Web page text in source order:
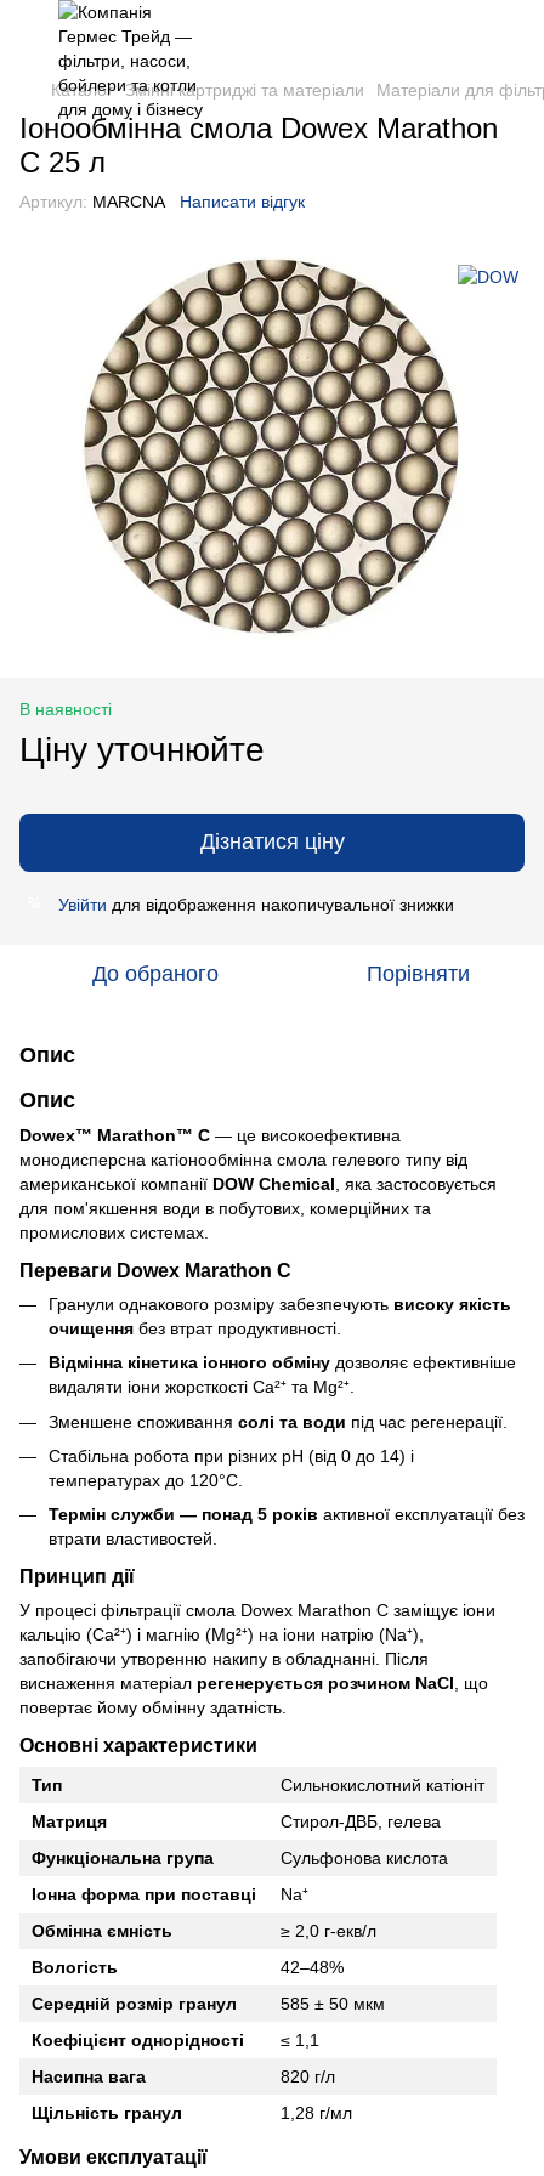
Каталог Змінні картриджі та матеріали Матеріали для
Іонообмінна смола Dowex Marathon
C 25 л
Артикул: MARCNA Написати відгук
В наявності
Ціну уточнюйте
Дізнатися ціну
Увійти для відображення накопичувальної знижки
До обраного Порівняти
Опис
Опис
Dowex™ Marathon™ C — це високоефективна
монодисперсна катіонообмінна смола гелевого типу від
американської компанії DOW Chemical , яка застосовується
для пом'якшення води в побутових, комерційних та
промислових системах.
Переваги Dowex Marathon C
Гранули однакового розміру забезпечують високу якість
очищення без втрат продуктивності.
Відмінна кінетика іонного обміну дозволяє ефективніше
видаляти іони жорсткості Ca²⁺ та Mg²⁺.
Зменшене споживання солі та води під час регенерації.
Стабільна робота при різних рН (від 0 до 14) і
температурах до 120°C.
Термін служби — понад 5 років активної експлуатації без
втрати властивостей.
Принцип дії
У процесі фільтрації смола Dowex Marathon C заміщує іони
кальцію (Ca²⁺) і магнію (Mg²⁺) на іони натрію (Na⁺),
запобігаючи утворенню накипу в обладнанні. Після
виснаження матеріал регенерується розчином NaCl , що
повертає йому обмінну здатність.
Основні характеристики
Тип
Сильнокислотний катіоніт
Матриця
Стирол-ДВБ, гелева
Функціональна група
Сульфонова кислота
Іонна форма при поставці
Na⁺
Обмінна ємність
≥ 2,0 г-екв/л
Вологість
42–48%
Середній розмір гранул
585 ± 50 мкм
Коефіцієнт однорідності
≤ 1,1
Насипна вага
820 г/л
Щільність гранул
1,28 г/мл
Умови експлуатації